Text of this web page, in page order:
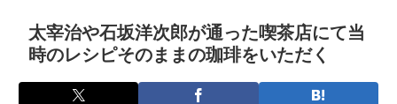
太宰治や石坂洋次郎が通った喫茶店にて当
時のレシピそのままの珈琲をいただく